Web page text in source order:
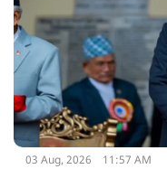
03 Aug, 2026 11:57 AM